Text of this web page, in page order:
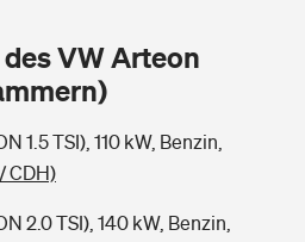
ist Ihr Haus?
bekomme ich im Alter?
VW Arteon
1.5 TSI), 110 kW, Benzin,
CDH)
2.0 TSI), 140 kW, Benzin,